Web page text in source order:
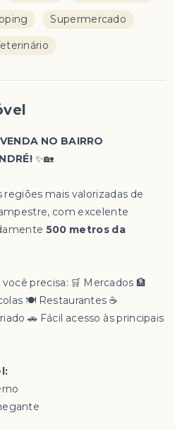
Supermercado
NO BAIRRO
✨🏡
mais valorizadas de
com excelente
500 metros da
precisa: 🛒 Mercados 🏦
🍽️ Restaurantes ☕
🚗 Fácil acesso às principais